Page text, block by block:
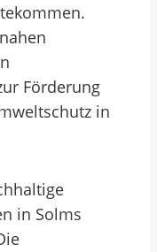
Förderung
in
in Solms